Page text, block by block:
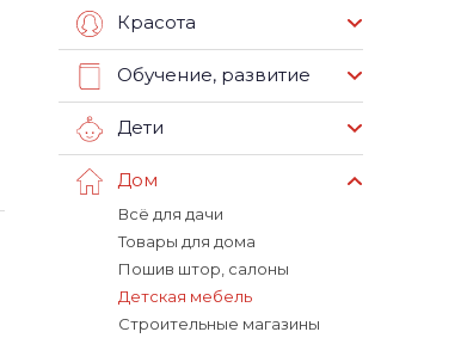
Красота
Обучение, развитие
Дети
Дом
Всё для дачи
Товары для дома
Пошив штор, салоны
Детская мебель
Строительные магазины